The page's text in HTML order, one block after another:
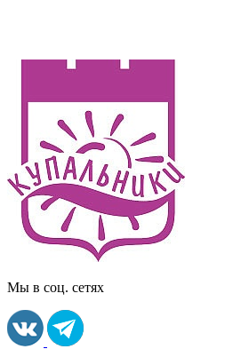
Мы в соц. сетях